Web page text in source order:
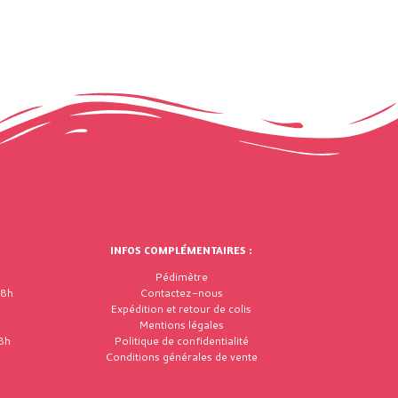
INFOS COMPLÉMENTAIRES :
Pédimètre
Contactez-nous
Expédition et retour de colis
Mentions légales
Politique de confidentialité
Conditions générales de vente